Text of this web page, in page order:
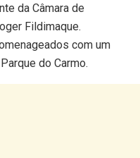
da Câmara de
Fildimaque.
com um
do Carmo.